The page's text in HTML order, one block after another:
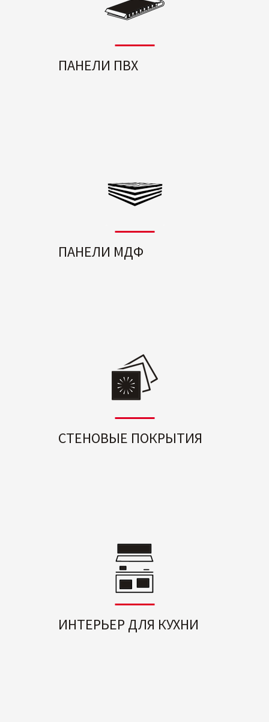
ПАНЕЛИ ПВХ
ПАНЕЛИ МДФ
СТЕНОВЫЕ ПОКРЫТИЯ
ИНТЕРЬЕР ДЛЯ КУХНИ